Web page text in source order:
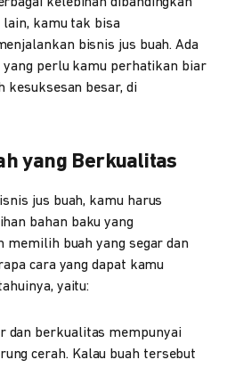
lain, kamu tak bisa
bisnis jus buah. Ada
yang perlu kamu perhatikan biar
kesuksesan besar, di
yang Berkualitas
jus buah, kamu harus
bahan baku yang
memilih buah yang segar dan
cara yang dapat kamu
yaitu:
dan berkualitas mempunyai
cerah. Kalau buah tersebut